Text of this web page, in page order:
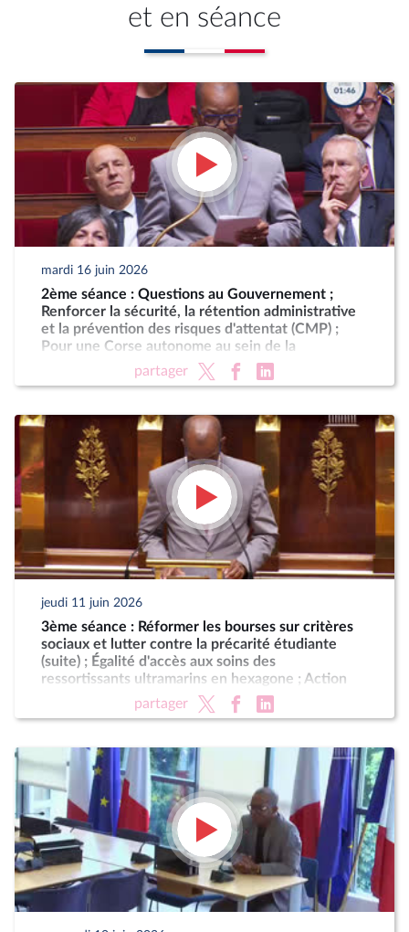
et en séance
mardi 16 juin 2026
2ème séance : Questions au Gouvernement ;
Renforcer la sécurité, la rétention administrative
et la prévention des risques d'attentat (CMP) ;
Pour une Corse autonome au sein de la
partager
jeudi 11 juin 2026
3ème séance : Réformer les bourses sur critères
sociaux et lutter contre la précarité étudiante
(suite) ; Égalité d'accès aux soins des
ressortissants ultramarins en hexagone ; Action
résolue de la France contre le blocus imposé au
partager